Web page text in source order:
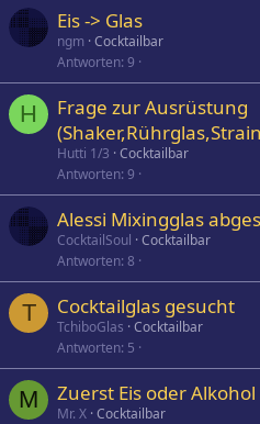
Eis -> Glas
ngm Cocktailbar
Antworten 9
H
Frage zur Ausrüstung
Hutti 1/3 Cocktailbar
Antworten 9
Alessi Mixingglas
CocktailSoul Cocktailbar
Antworten 8
T Cocktailglas gesucht
TchiboGlas Cocktailbar
Antworten 5
M Zuerst Eis oder Alkohol
Mr. X Cocktailbar